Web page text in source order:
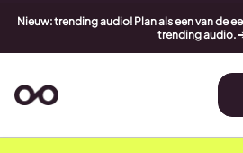
Nieuw: trending audio! Plan als een van de
trending audio.